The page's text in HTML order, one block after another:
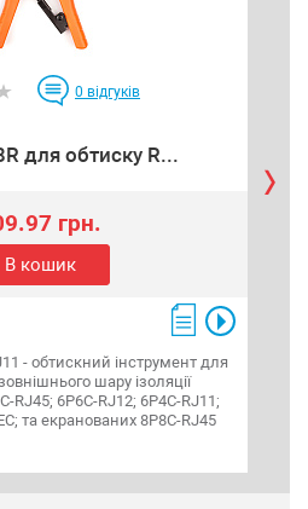
0 відгуків
для обтиску R...
грн.
В кошик
- обтискний інструмент для
шару ізоляції
RJ45; 6P6C-RJ12; 6P4C-RJ11;
та екранованих 8P8C-RJ45